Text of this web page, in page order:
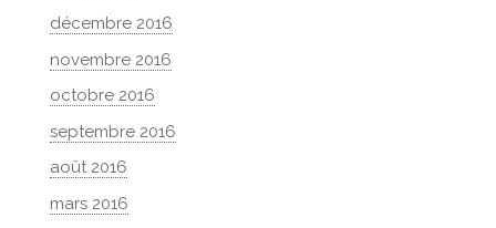
décembre 2016
novembre 2016
octobre 2016
septembre 2016
août 2016
mars 2016